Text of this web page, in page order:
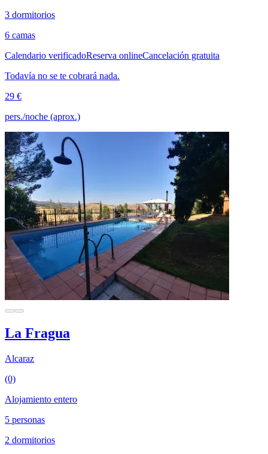
3 dormitorios
6 camas
Calendario verificadoReserva onlineCancelación gratuita
Todavía no se te cobrará nada.
29 €
pers./noche (aprox.)
La Fragua
Alcaraz
(0)
Alojamiento entero
5 personas
2 dormitorios